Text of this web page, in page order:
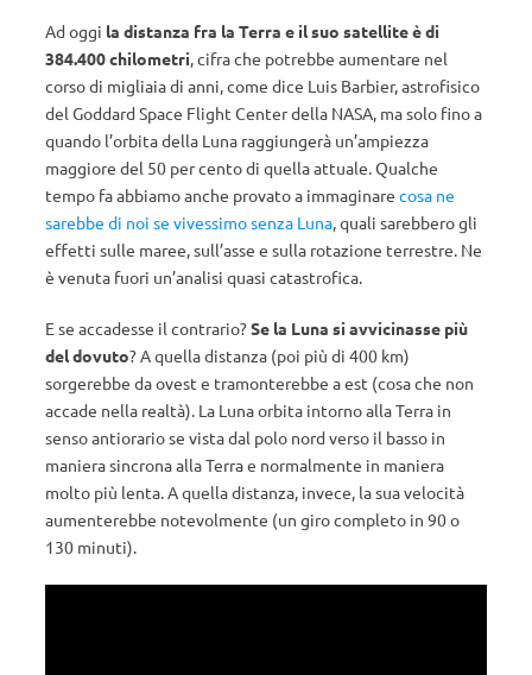
Ad oggi la distanza fra la Terra e il suo satellite è di
384.400 chilometri, cifra che potrebbe aumentare nel
corso di migliaia di anni, come dice Luis Barbier, astrofisico
del Goddard Space Flight Center della NASA, ma solo fino a
quando l’orbita della Luna raggiungerà un’ampiezza
maggiore del 50 per cento di quella attuale. Qualche
tempo fa abbiamo anche provato a immaginare cosa ne
sarebbe di noi se vivessimo senza Luna, quali sarebbero gli
effetti sulle maree, sull’asse e sulla rotazione terrestre. Ne
è venuta fuori un’analisi quasi catastrofica.
E se accadesse il contrario?Se la Luna si avvicinasse più
del dovuto? A quella distanza (poi più di 400 km)
sorgerebbe da ovest e tramonterebbe a est (cosa che non
accade nella realtà). La Luna orbita intorno alla Terra in
senso antiorario se vista dal polo nord verso il basso in
maniera sincrona alla Terra e normalmente in maniera
molto più lenta. A quella distanza, invece, la sua velocità
aumenterebbe notevolmente (un giro completo in 90 o
130 minuti).